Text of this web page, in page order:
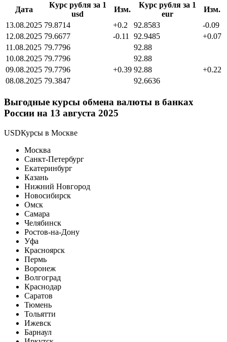
Дата
Курс рубля за 1
usd
Изм.
Курс рубля за 1
eur
Изм.
13.08.2025 79.8714 +0.2 92.8583
-0.09
12.08.2025 79.6677 -0.11 92.9485
+0.07
11.08.2025 79.7796
92.88
10.08.2025 79.7796
92.88
09.08.2025 79.7796 +0.39 92.88
+0.22
08.08.2025 79.3847 92.6636
Выгодные курсы обмена валюты в банках
России на 13 августа 2025
USDКурсы в Москве
Москва
Санкт-Петербург
Екатеринбург
Казань
Нижний Новгород
Новосибирск
Омск
Самара
Челябинск
Ростов-на-Дону
Уфа
Красноярск
Пермь
Воронеж
Волгоград
Краснодар
Саратов
Тюмень
Тольятти
Ижевск
Барнаул